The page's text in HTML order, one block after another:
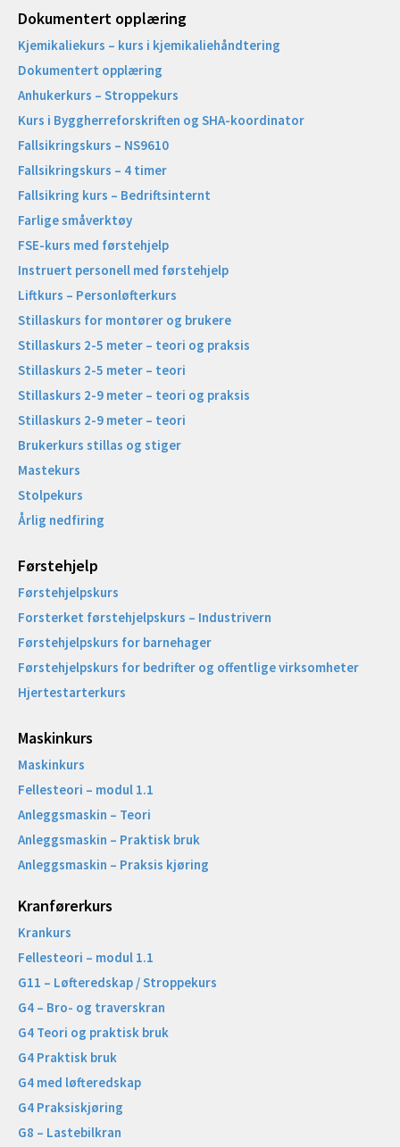
Dokumentert opplæring
Kjemikaliekurs – kurs i kjemikaliehåndtering
Dokumentert opplæring
Anhukerkurs – Stroppekurs
Kurs i Byggherreforskriften og SHA-koordinator
Fallsikringskurs – NS9610
Fallsikringskurs – 4 timer
Fallsikring kurs – Bedriftsinternt
Farlige småverktøy
FSE-kurs med førstehjelp
Instruert personell med førstehjelp
Liftkurs – Personløfterkurs
Stillaskurs for montører og brukere
Stillaskurs 2-5 meter – teori og praksis
Stillaskurs 2-5 meter – teori
Stillaskurs 2-9 meter – teori og praksis
Stillaskurs 2-9 meter – teori
Brukerkurs stillas og stiger
Mastekurs
Stolpekurs
Årlig nedfiring
Førstehjelp
Førstehjelpskurs
Forsterket førstehjelpskurs – Industrivern
Førstehjelpskurs for barnehager
Førstehjelpskurs for bedrifter og offentlige virksomheter
Hjertestarterkurs
Maskinkurs
Maskinkurs
Fellesteori – modul 1.1
Anleggsmaskin – Teori
Anleggsmaskin – Praktisk bruk
Anleggsmaskin – Praksis kjøring
Kranførerkurs
Krankurs
Fellesteori – modul 1.1
G11 – Løfteredskap / Stroppekurs
G4 – Bro- og traverskran
G4 Teori og praktisk bruk
G4 Praktisk bruk
G4 med løfteredskap
G4 Praksiskjøring
G8 – Lastebilkran